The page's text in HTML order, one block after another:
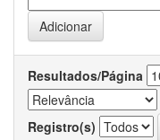
Resultados/Página
Registro(s)